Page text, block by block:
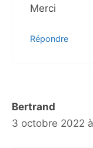
Merci
Répondre
Bertrand
3 octobre 2022